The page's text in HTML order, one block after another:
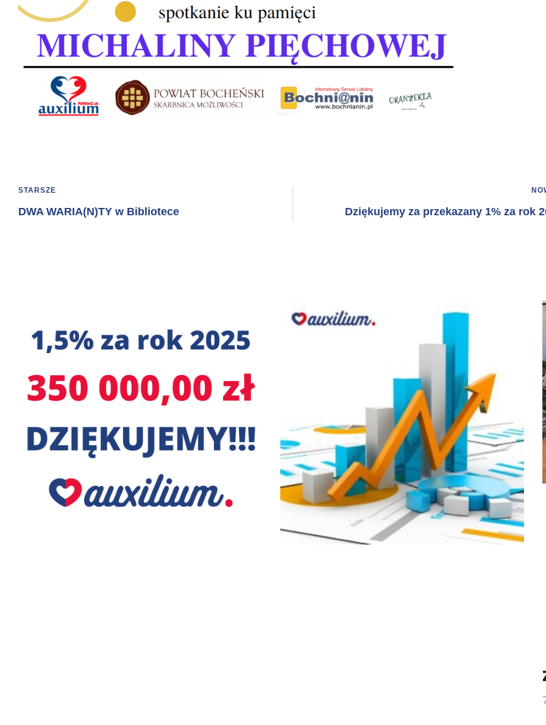
STARSZE
DWA WARIA(N)TY w Bibliotece Dziękujemy za przekazany 1% za rok